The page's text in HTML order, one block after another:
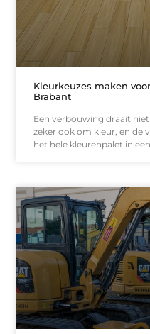
Kleurkeuzes maken
Brabant
Een verbouwing draait
zeker ook om kleur, en de
het hele kleurenpalet in een